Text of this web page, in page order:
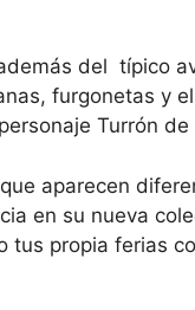
del típico
furgonetas y
Turrón
aparecen
en su nueva
propia ferias